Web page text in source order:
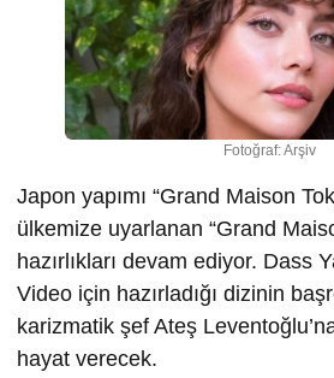
Fotoğraf: Arşiv
Japon yapımı “Grand Maison
ülkemize uyarlanan “Grand
hazırlıkları devam ediyor. Dass
Video için hazırladığı dizinin
karizmatik şef Ateş
hayat verecek.